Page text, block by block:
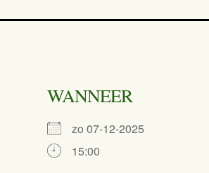
WANNEER
zo 07-12-2025
15:00